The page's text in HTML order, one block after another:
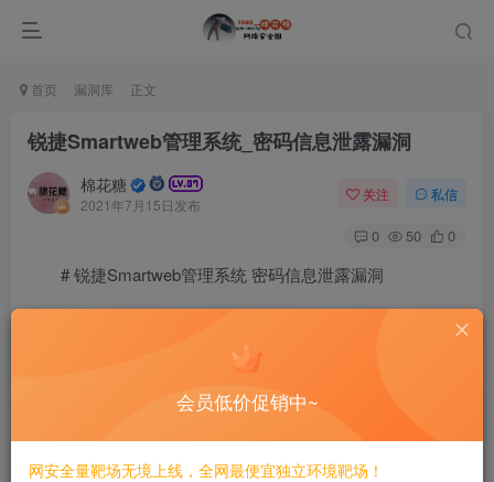
首页 漏洞库 正文
锐捷Smartweb管理系统_密码信息泄露漏洞
棉花糖
2021年7月15日发布
关注 私信
0 50 0
# 锐捷Smartweb管理系统 密码信息泄露漏洞
缺陷漏洞，攻击者可从漏洞获取到管理员账号密码，从而以
会员低价促销中~
网安全量靶场无境上线，全网最便宜独立环境靶场！